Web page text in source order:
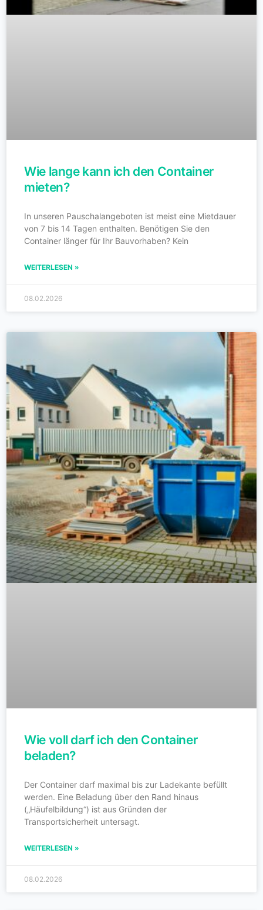
Wie lange kann ich den Container
mieten?
In unseren Pauschalangeboten ist meist eine Mietdauer
von 7 bis 14 Tagen enthalten. Benötigen Sie den
Container länger für Ihr Bauvorhaben? Kein
WEITERLESEN »
08.02.2026
Wie voll darf ich den Container
beladen?
Der Container darf maximal bis zur Ladekante befüllt
werden. Eine Beladung über den Rand hinaus
(„Häufelbildung“) ist aus Gründen der
Transportsicherheit untersagt.
WEITERLESEN »
08.02.2026